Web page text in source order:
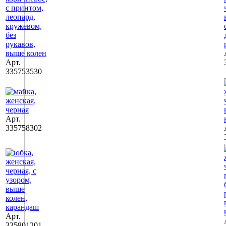
Арт.
335753530
Арт.
335758302
Арт.